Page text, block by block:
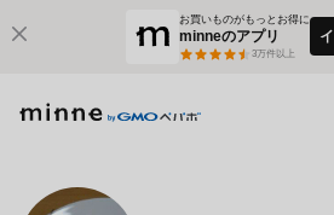
お買いものがもっとお得に
minneのアプリ
3万件以上